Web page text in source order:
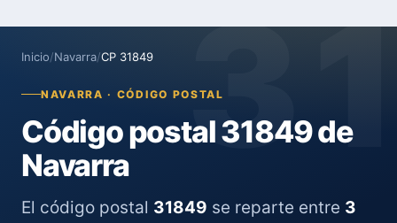
Inicio/Navarra/CP 31849
NAVARRA · CÓDIGO POSTAL
Código postal 31849 de
Navarra
El código postal 31849 se reparte entre 3